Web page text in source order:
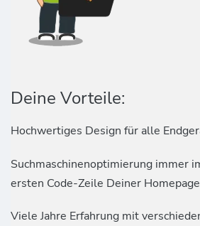
Deine Vorteile:
Hochwertiges Design für alle
Suchmaschinenoptimierung immer
ersten Code-Zeile Deiner Homepage
Viele Jahre Erfahrung mit